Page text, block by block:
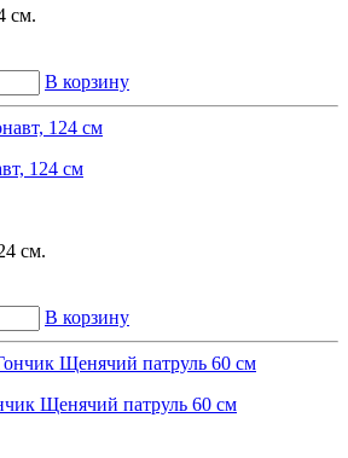
см.
В корзину
124 см
см.
В корзину
Щенячий патруль 60 см